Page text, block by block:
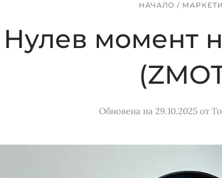
НАЧАЛО /
Нулев момент
Обновена на 29.10.2025от